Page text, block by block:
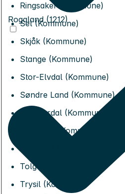
Ringsaker (Kommune)
Sel (Kommune)
Skjåk (Kommune)
Stange (Kommune)
Stor-Elvdal (Kommune)
Søndre Land (Kommune)
Sør-Aurdal (Kommune)
Sør-Fron (Kommune)
Tolga (Kommune)
Trysil (Kommune)
Rogaland (1212)